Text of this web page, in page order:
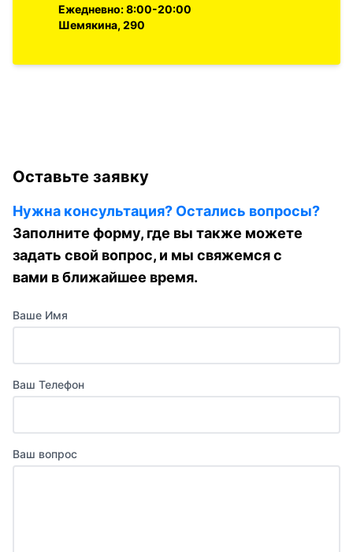
Ежедневно: 8:00-20:00
Шемякина, 290
Оставьте заявку
Нужна консультация? Остались вопросы?
Заполните форму, где вы также можете
задать свой вопрос, и мы свяжемся с
вами в ближайшее время.
Ваше Имя
Ваш Телефон
Ваш вопрос